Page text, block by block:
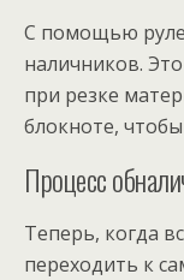
С помощью
наличников.
при резке
блокноте,
Процесс
Теперь, когда
переходить к